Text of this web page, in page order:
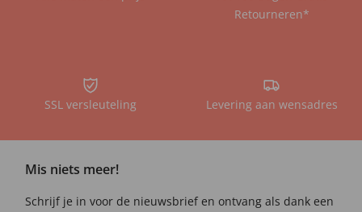
Retourneren*
SSL versleuteling Levering aan wensadres
Mis niets meer!
Schrijf je in voor de nieuwsbrief en ontvang als dank een